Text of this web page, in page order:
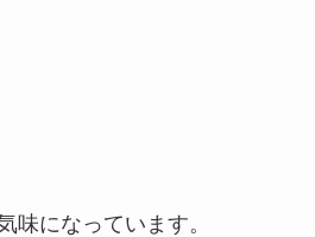
味になっています。